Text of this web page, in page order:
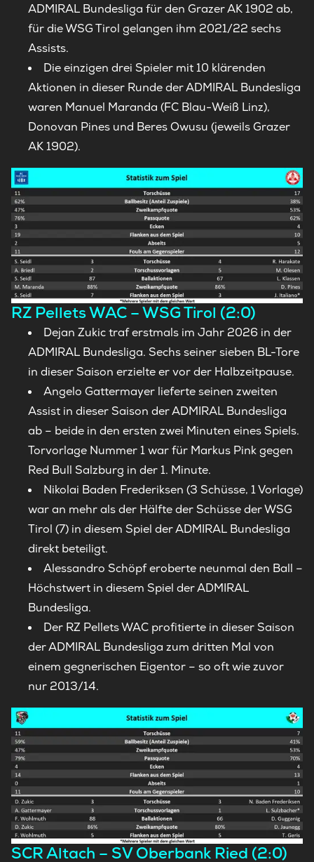
ADMIRAL Bundesliga für den Grazer AK 1902 ab,
für die WSG Tirol gelangen ihm 2021/22 sechs
Assists.
Die einzigen drei Spieler mit 10 klärenden
Aktionen in dieser Runde der ADMIRAL Bundesliga
waren Manuel Maranda (FC Blau-Weiß Linz),
Donovan Pines und Beres Owusu (jeweils Grazer
AK 1902).
RZ Pellets WAC – WSG Tirol (2:0)
Dejan Zukic traf erstmals im Jahr 2026 in der
ADMIRAL Bundesliga. Sechs seiner sieben BL-Tore
in dieser Saison erzielte er vor der Halbzeitpause.
Angelo Gattermayer lieferte seinen zweiten
Assist in dieser Saison der ADMIRAL Bundesliga
ab – beide in den ersten zwei Minuten eines Spiels.
Torvorlage Nummer 1 war für Markus Pink gegen
Red Bull Salzburg in der 1. Minute.
Nikolai Baden Frederiksen (3 Schüsse, 1 Vorlage)
war an mehr als der Hälfte der Schüsse der WSG
Tirol (7) in diesem Spiel der ADMIRAL Bundesliga
direkt beteiligt.
Alessandro Schöpf eroberte neunmal den Ball –
Höchstwert in diesem Spiel der ADMIRAL
Bundesliga.
Der RZ Pellets WAC profitierte in dieser Saison
der ADMIRAL Bundesliga zum dritten Mal von
einem gegnerischen Eigentor – so oft wie zuvor
nur 2013/14.
SCR Altach – SV Oberbank Ried (2:0)